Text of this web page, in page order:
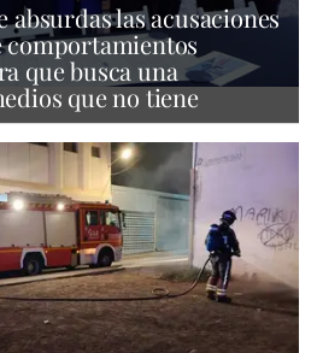
las acusaciones
comportamientos
que busca una
que no tiene